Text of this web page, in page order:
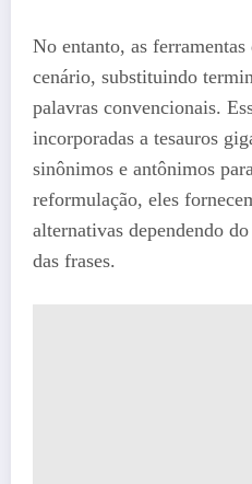
No entanto, as ferramentas
cenário, substituindo
palavras convencionais.
incorporadas a tesauros
sinônimos e antônimos
reformulação, eles
alternativas dependendo
das frases.